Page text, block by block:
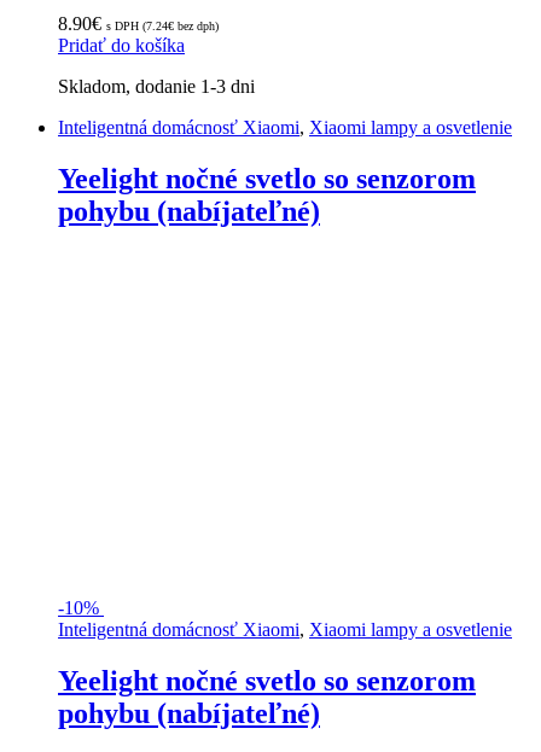
8.90€ s DPH (7.24€ bez dph)
Pridať do košíka
Skladom, dodanie 1-3 dni
Inteligentná domácnosť Xiaomi, Xiaomi lampy a osvetlenie
Yeelight nočné svetlo so senzorom
pohybu (nabíjateľné)
-10%
Inteligentná domácnosť Xiaomi, Xiaomi lampy a osvetlenie
Yeelight nočné svetlo so senzorom
pohybu (nabíjateľné)